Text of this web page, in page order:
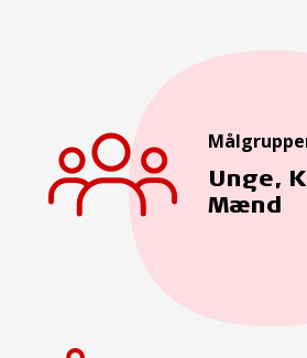
Unge,
Mænd